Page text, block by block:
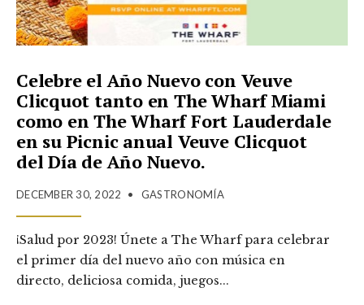
Celebre el Año Nuevo con Veuve
Clicquot tanto en The Wharf Miami
como en The Wharf Fort Lauderdale
en su Picnic anual Veuve Clicquot
del Día de Año Nuevo.
DECEMBER 30, 2022 • GASTRONOMÍA
¡Salud por 2023! Únete a The Wharf para celebrar
el primer día del nuevo año con música en
directo, deliciosa comida, juegos...